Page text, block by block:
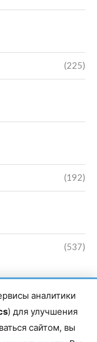
(225)
(192)
(537)
Тимур Нухович.
аналитики
) для улучшения
сайтом, вы